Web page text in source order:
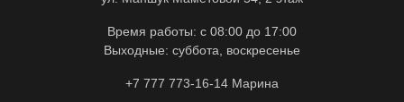
Время работы: с 08:00 до 17:00
Выходные: суббота, воскресенье
+7 777 773-16-14 Марина